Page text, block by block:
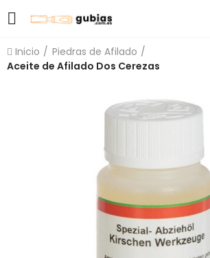
Inicio
Piedras de Afilado
Aceite de Afilado Dos Cerezas